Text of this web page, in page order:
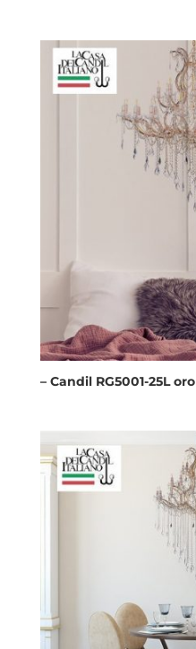
– Candil RG5001-25L oro